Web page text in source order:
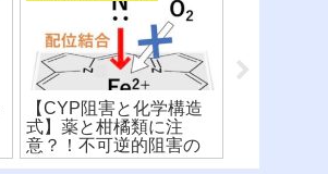
【CYP阻害と化学構造
式】薬と柑橘類に注
意？！不可逆的阻害の
メカニズムを解説！